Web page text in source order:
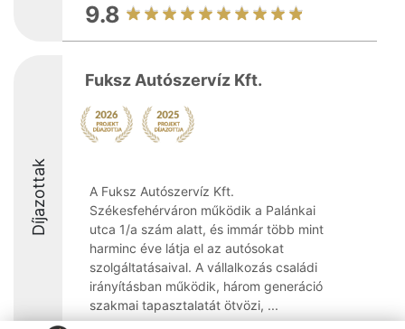
9.8
Díjazottak
Fuksz Autószervíz Kft.
A Fuksz Autószervíz Kft.
Székesfehérváron működik a Palánkai
utca 1/a szám alatt, és immár több mint
harminc éve látja el az autósokat
szolgáltatásaival. A vállalkozás családi
irányításban működik, három generáció
szakmai tapasztalatát ötvözi, ...